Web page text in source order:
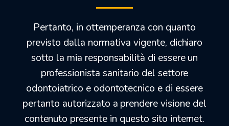
Registrati
OFFERTEDENTALI.COM
Pertanto, in ottemperanza con quanto
previsto dalla normativa vigente, dichiaro
sotto la mia responsabilità di essere un
professionista sanitario del settore
odontoiatrico e odontotecnico e di essere
pertanto autorizzato a prendere visione del
contenuto presente in questo sito internet.